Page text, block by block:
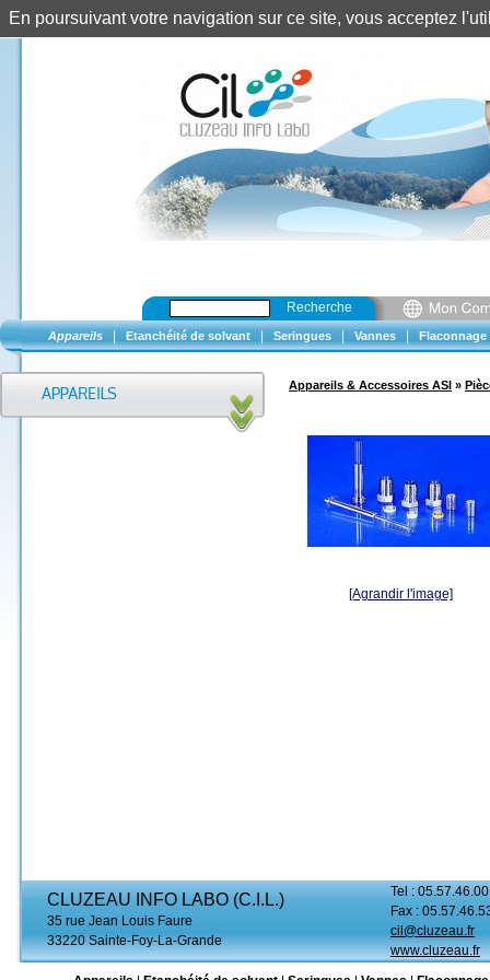
Recherche
Appareils Etanchéité de solvant Seringues Vannes Flaconnage
Appareils & Accessoires ASI »
[Agrandir l'image]
CLUZEAU INFO LABO (C.I.L.)
35 rue Jean Louis Faure
33220 Sainte-Foy-La-Grande
Tel :
Fax :
cil@cluzeau.fr
www.cluzeau.fr
En poursuivant votre navigation sur ce site, vous acceptez